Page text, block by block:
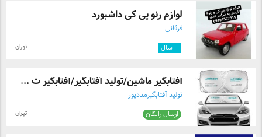
لوازم رنو پی کی داشبورد
فرقانی
سال تهران
آفتابگیر ماشین/تولید آفتابگیر/آفتابگیر ت ...
تولید آفتابگیرمددپور
ارسال رایگان تهران